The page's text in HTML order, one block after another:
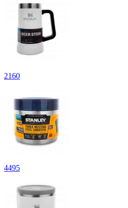
2160
4495